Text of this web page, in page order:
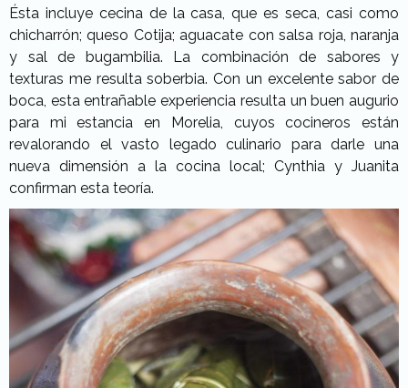
Ésta incluye cecina de la casa, que es seca, casi como
chicharrón; queso Cotija; aguacate con salsa roja, naranja
y sal de bugambilia. La combinación de sabores y
texturas me resulta soberbia. Con un excelente sabor de
boca, esta entrañable experiencia resulta un buen augurio
para mi estancia en Morelia, cuyos cocineros están
revalorando el vasto legado culinario para darle una
nueva dimensión a la cocina local; Cynthia y Juanita
confirman esta teoría.